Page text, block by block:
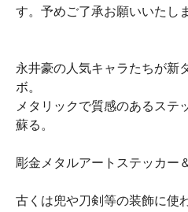
す。予めご了承お願いいたし
永井豪の人気キャラたちが新
ボ。
メタリックで質感のあるステ
蘇る。
彫金メタルアートステッカー
古くは兜や刀剣等の装飾に使